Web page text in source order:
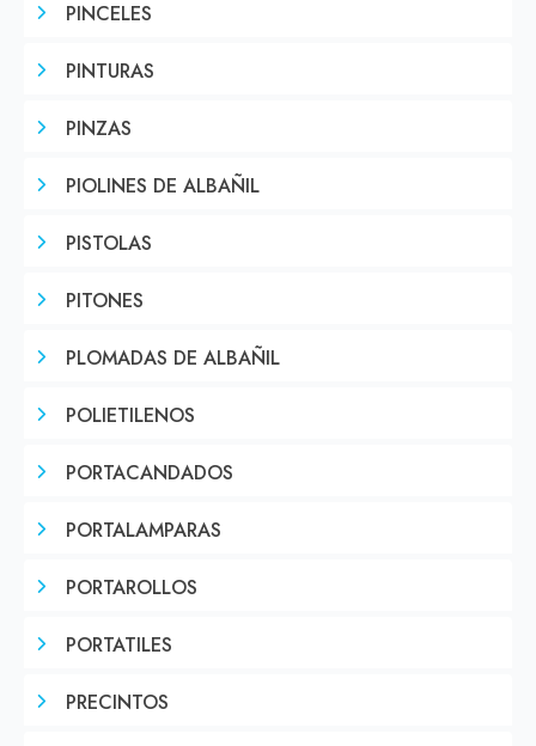
PINCELES
PINTURAS
PINZAS
PIOLINES DE ALBAÑIL
PISTOLAS
PITONES
PLOMADAS DE ALBAÑIL
POLIETILENOS
PORTACANDADOS
PORTALAMPARAS
PORTAROLLOS
PORTATILES
PRECINTOS